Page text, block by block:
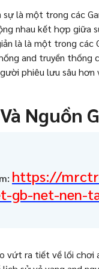
sự là một trong các
nhau kết hợp giữa
là là một trong các
and truyền thống
phiêu lưu sâu
Nguồn
https://
gb-net-nen-
vứt ra tiết về lối chơi